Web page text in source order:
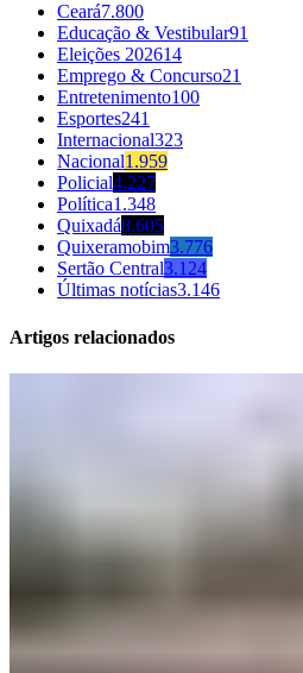
Ceará7.800
Educação & Vestibular91
Eleições 202614
Emprego & Concurso21
Entretenimento100
Esportes241
Internacional323
Nacional1.959
Policial4.227
Política1.348
Quixadá8.605
Quixeramobim3.776
Sertão Central3.124
Últimas notícias3.146
Artigos relacionados